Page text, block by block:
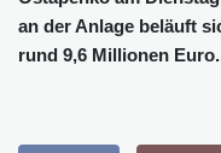
an der Anlage beläuft
rund 9,6 Millionen Euro.